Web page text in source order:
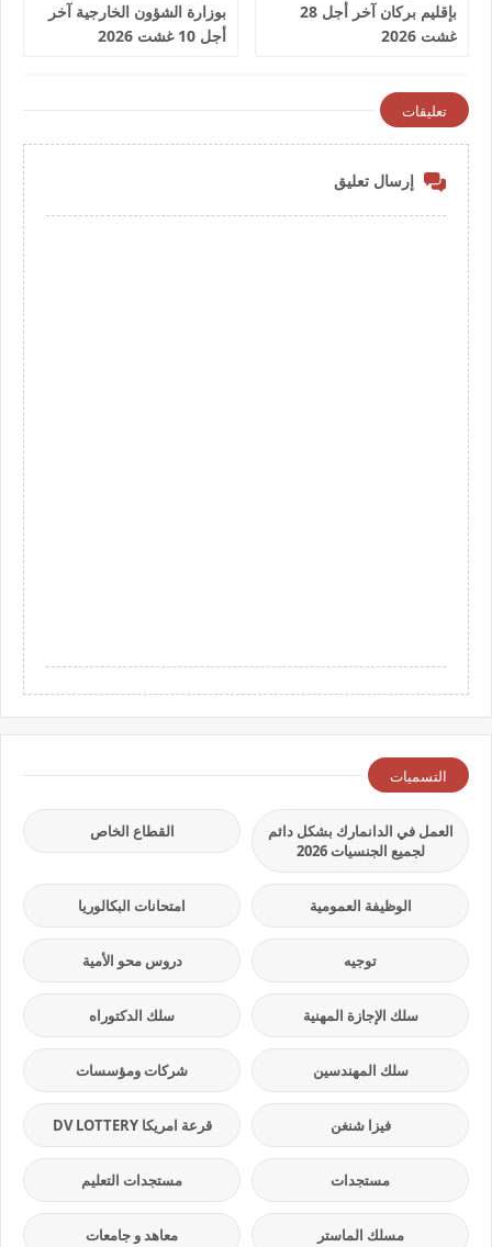
بإقليم بركان آخر أجل 28
غشت 2026
بوزارة الشؤون الخارجية آخر
أجل 10 غشت 2026
تعليقات
إرسال تعليق
التسميات
العمل في الدانمارك بشكل دائم
لجميع الجنسيات 2026
القطاع الخاص
الوظيفة العمومية امتحانات البكالوريا
توجيه دروس محو الأمية
سلك الإجازة المهنية سلك الدكتوراه
سلك المهندسين شركات ومؤسسات
فيزا شنغن قرعة امريكا DV LOTTERY
مستجدات مستجدات التعليم
مسلك الماستر معاهد و جامعات